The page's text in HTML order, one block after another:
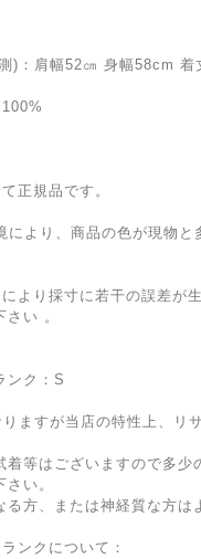
)：肩幅52㎝ 身幅58cm 着
正規品です。
により、商品の色が現物と
より採寸に若干の誤差が
い 。
ンク：S
ますが当店の特性上、リ
着等はございますので多少
い。
る方、または神経質な方は
ンクについて：